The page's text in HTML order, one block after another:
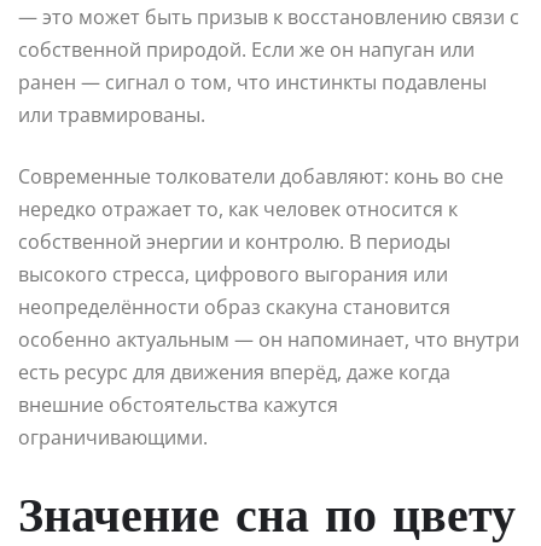
— это может быть призыв к восстановлению связи с
собственной природой. Если же он напуган или
ранен — сигнал о том, что инстинкты подавлены
или травмированы.
Современные толкователи добавляют: конь во сне
нередко отражает то, как человек относится к
собственной энергии и контролю. В периоды
высокого стресса, цифрового выгорания или
неопределённости образ скакуна становится
особенно актуальным — он напоминает, что внутри
есть ресурс для движения вперёд, даже когда
внешние обстоятельства кажутся
ограничивающими.
Значение сна по цвету